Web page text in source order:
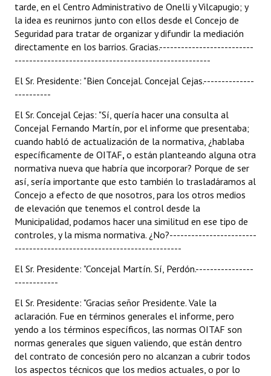
tarde, en el Centro Administrativo de Onelli y Vilcapugio; y
la idea es reunirnos junto con ellos desde el Concejo de
Seguridad para tratar de organizar y difundir la mediación
directamente en los barrios. Gracias.--------------------------
------------------------------------------------------
El Sr. Presidente: "Bien Concejal. Concejal Cejas.--------------
----------
El Sr. Concejal Cejas: "Sí, quería hacer una consulta al
Concejal Fernando Martín, por el informe que presentaba;
cuando habló de actualización de la normativa, ¿hablaba
específicamente de OITAF,o están planteando alguna otra
normativa nueva que habría que incorporar? Porque de ser
así, sería importante que esto también lo trasladáramos al
Concejo a efecto de que nosotros, para los otros medios
de elevación que tenemos el control desde la
Municipalidad, podamos hacer una similitud en ese tipo de
controles, y la misma normativa. ¿No?------------------------
----------------------------------------------
El Sr. Presidente: "Concejal Martín. Sí, Perdón.----------------
------------
El Sr. Presidente: "Gracias señor Presidente. Vale la
aclaración. Fue en términos generales el informe, pero
yendo a los términos específicos, las normas OITAF son
normas generales que siguen valiendo, que están dentro
del contrato de concesión pero no alcanzan a cubrir todos
los aspectos técnicos que los medios actuales, o por lo